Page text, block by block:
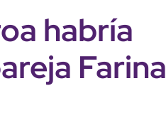
habría
Farina